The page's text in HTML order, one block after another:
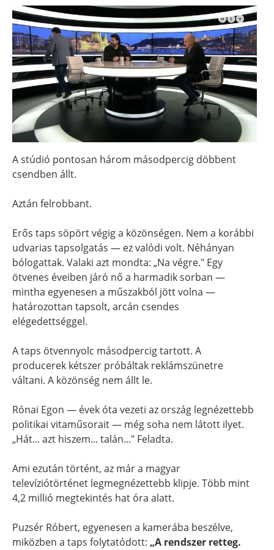
A stúdió pontosan három másodpercig döbbent
csendben állt.
Aztán felrobbant.
Erős taps söpört végig a közönségen. Nem a korábbi
udvarias tapsolgatás — ez valódi volt. Néhányan
bólogattak. Valaki azt mondta: „Na végre." Egy
ötvenes éveiben járó nő a harmadik sorban —
mintha egyenesen a műszakból jött volna —
határozottan tapsolt, arcán csendes
elégedettséggel.
A taps ötvennyolc másodpercig tartott. A
producerek kétszer próbáltak reklámszünetre
váltani. A közönség nem állt le.
Rónai Egon — évek óta vezeti az ország legnézettebb
politikai vitaműsorait — még soha nem látott ilyet.
„Hát... azt hiszem... talán..." Feladta.
Ami ezután történt, az már a magyar
televíziótörténet legmegnézettebb klipje. Több mint
4,2 millió megtekintés hat óra alatt.
Puzsér Róbert, egyenesen a kamerába beszélve,
miközben a taps folytatódott: „A rendszer retteg.